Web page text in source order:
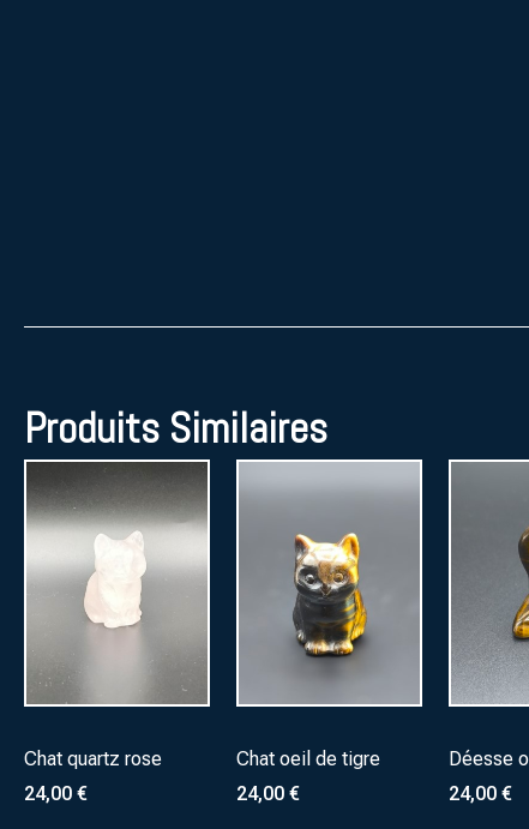
Produits Similaires
Chat quartz rose
24,00 €
Chat oeil de tigre
24,00 €
Déesse
24,00 €